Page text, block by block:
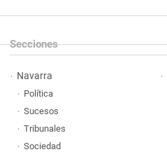
Secciones
Navarra
Política
Sucesos
Tribunales
Sociedad